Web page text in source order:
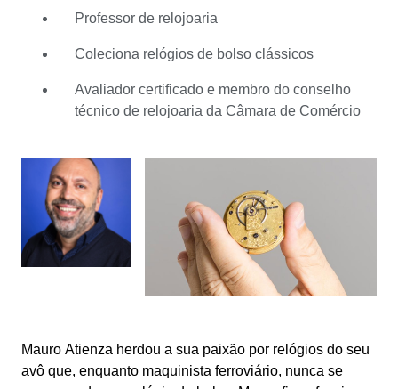
especializou-se na Suíça como mestre relojoeiro.
relógios e é professor de relojoaria há mais de cinco
enquadra-se perfeitamente na Catawiki. É com grande
relojoaria. Para além dos relógios de bolso, dedica-se
também aos relógios exclusivos e aos leilões de Rolex.
Afinal de contas, os italianos gostam de joalharia
estilosa. Com estes conhecimentos bem presentes,
Mauro Atienza sabe exatamente como organizar os
seus leilões para agradar a todos os aficionados.
Professor de relojoaria
Coleciona relógios de bolso clássicos
Avaliador certificado e membro do conselho
técnico de relojoaria da Câmara de Comércio
Mauro Atienza herdou a sua paixão por relógios do seu
avô que, enquanto maquinista ferroviário, nunca se